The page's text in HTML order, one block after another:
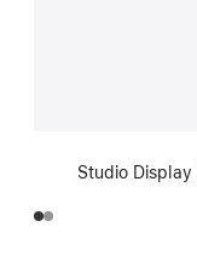
Studio Display (